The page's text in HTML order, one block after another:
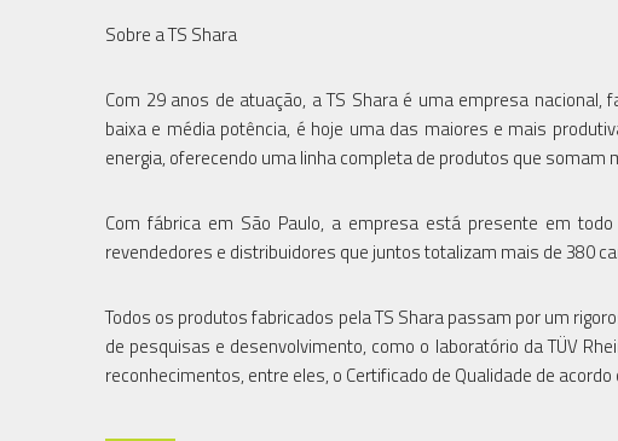
Sobre a TS Shara
Com 29 anos de atuação, a TS Shara é uma empresa
baixa e média potência, é hoje uma das maiores e mais
energia, oferecendo uma linha completa de produtos que somam
Com fábrica em São Paulo, a empresa está presente em
revendedores e distribuidores que juntos totalizam mais de 380
Todos os produtos fabricados pela TS Shara passam por um
de pesquisas e desenvolvimento, como o laboratório da TÜV
reconhecimentos, entre eles, o Certificado de Qualidade de